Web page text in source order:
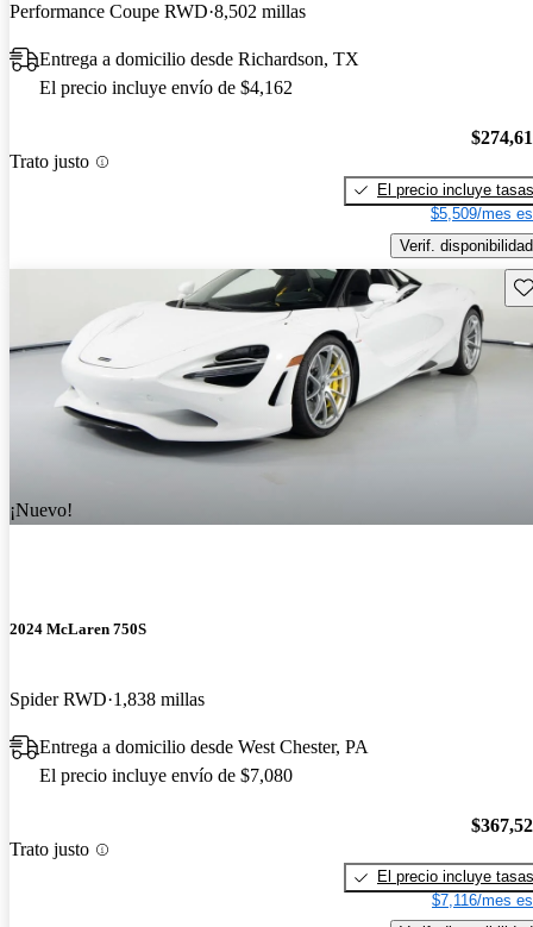
Performance Coupe RWD 8,502 millas
Entrega a domicilio desde Richardson, TX
El precio incluye envío de $4,162
Trato justo
El precio incluye tasas
$5,509/mes
Verif. disponibilidad
¡Nuevo!
2024 McLaren 750S
Spider RWD 1,838 millas
Entrega a domicilio desde West Chester, PA
El precio incluye envío de $7,080
Trato justo
El precio incluye tasas
$7,116/mes